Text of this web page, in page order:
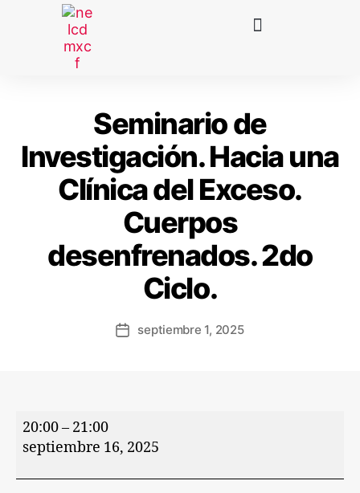
Seminario de
Investigación. Hacia una
Clínica del Exceso.
Cuerpos
desenfrenados. 2do
Ciclo.
septiembre 1, 2025
20:00– 21:00
septiembre 16, 2025